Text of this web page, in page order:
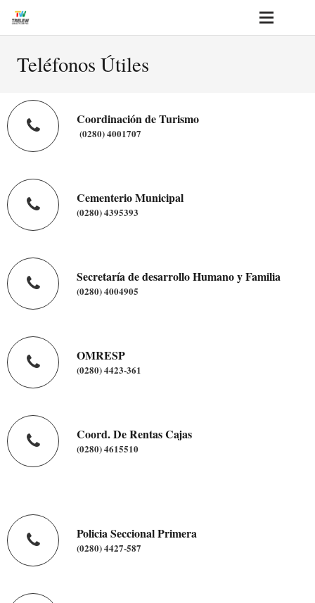
Teléfonos Útiles
Coordinación de Turismo
(0280) 4001707
Cementerio Municipal
(0280) 4395393
Secretaría de desarrollo Humano y Familia
(0280) 4004905
OMRESP
(0280) 4423-361
Coord. De Rentas Cajas
(0280) 4615510
Policia Seccional Primera
(0280) 4427-587